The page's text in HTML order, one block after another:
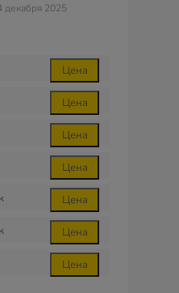
декабря 2025
Цена
Цена
Цена
Цена
Цена
Цена
Цена